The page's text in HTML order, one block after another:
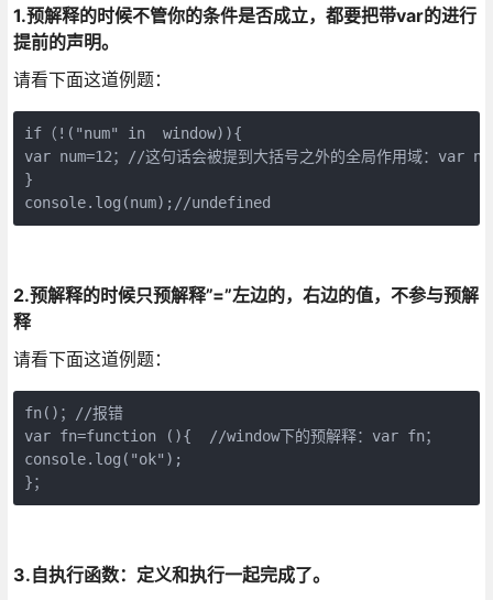
1.预解释的时候不管你的条件是否成立，都要把带var的进行
提前的声明。
请看下面这道例题：
if（!("num" in  window)){
var num=12；//这句话会被提到大括号之外的全局作用域：var
}
console.log(num);//undefined
2.预解释的时候只预解释”=”左边的，右边的值，不参与预解
释
请看下面这道例题：
fn()；//报错
var fn=function (){  //window下的预解释：var fn；
console.log("ok");
}；
3.自执行函数：定义和执行一起完成了。